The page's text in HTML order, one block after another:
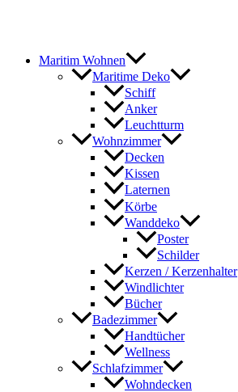
Maritim Wohnen
Maritime Deko
Schiff
Anker
Leuchtturm
Wohnzimmer
Decken
Kissen
Laternen
Körbe
Wanddeko
Poster
Schilder
Kerzen / Kerzenhalter
Windlichter
Bücher
Badezimmer
Handtücher
Wellness
Schlafzimmer
Wohndecken